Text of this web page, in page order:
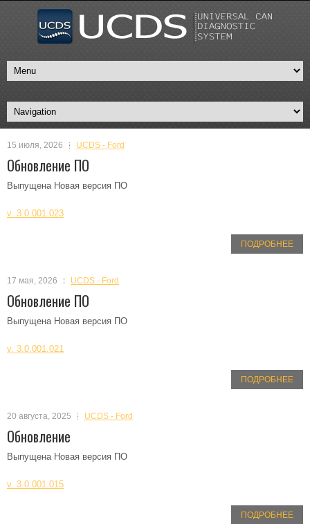
15 июля, 2026 UCDS - Ford
Обновление ПО
Выпущена Новая версия ПО
v. 3.0.001.023
ПОДРОБНЕЕ
17 мая, 2026 UCDS - Ford
Обновление ПО
Выпущена Новая версия ПО
v. 3.0.001.021
ПОДРОБНЕЕ
20 августа, 2025 UCDS - Ford
Обновление
Выпущена Новая версия ПО
v. 3.0.001.015
ПОДРОБНЕЕ